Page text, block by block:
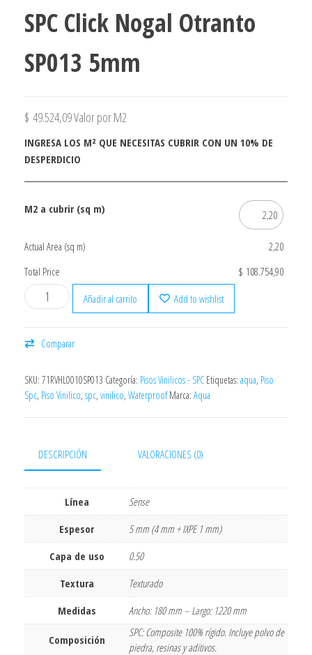
SPC Click Nogal Otranto
SP013 5mm
$ 49.524,09Valor por M2
INGRESA LOS M² QUE NECESITAS CUBRIR CON UN 10% DE
DESPERDICIO
M2 a cubrir (sq m)
Actual Area (sq m)
2,20
Total Price
$ 108.754,90
Añadir al carrito
Add to wishlist
Comparar
SKU: 71RVHL0010SP013 Categoría: Pisos Vinilicos - SPC Etiquetas: aqua, Piso
Spc, Piso Vinilico, spc, vinilico, Waterproof Marca: Aqua
DESCRIPCIÓN VALORACIONES (0)
Línea
Sense
Espesor
5 mm (4 mm + IXPE 1 mm)
Capa de uso
0.50
Textura
Texturado
Medidas
Ancho: 180 mm – Largo: 1220 mm
Composición
SPC: Composite 100% rígido. Incluye polvo de
piedra, resinas y aditivos.